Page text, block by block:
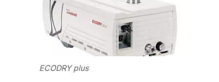
ECODRY plus